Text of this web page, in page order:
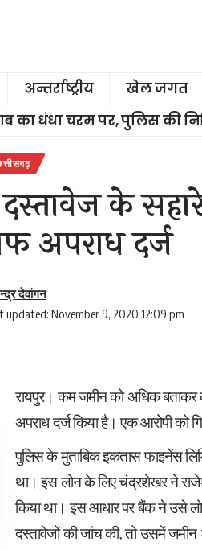
अन्तर्राष्ट्रीय खेल जगत
का धंधा चरम पर, पुलिस की
दस्तावेज के
अपराध दर्ज
updated: November 9, 2020 12:09 pm
देवांगन
रायपुर। कम जमीन को अधिक
अपराध दर्ज किया है। एक आरोपी को
पुलिस के मुताबिक इकतास फाइनेंस
था। इस लोन के लिए चंद्रशेखर ने
किया था। इस आधार पर बैंक ने उसे
दस्तावेजों की जांच की, तो उसमें